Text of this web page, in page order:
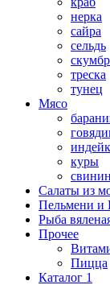
нерка
сайра
сельдь
треска
тунец
Мясо
куры
Салаты из
Пельмени и
Рыба
Прочее
Пицца
Каталог 1